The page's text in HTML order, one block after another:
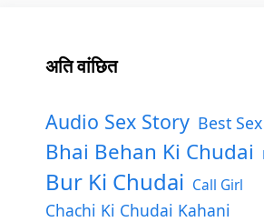
अति वांछित
Audio Sex Story Best
Bhai Behan Ki Chudai
Bur Ki Chudai Call Girl
Chachi Ki Chudai Kahani